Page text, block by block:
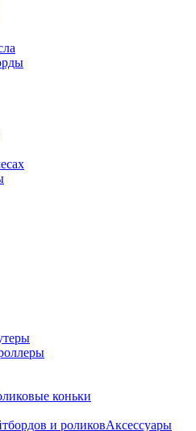
коньки
Аксессуары